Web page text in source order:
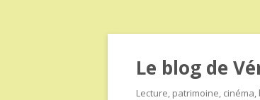
Le blog de
Lecture, patrimoine,